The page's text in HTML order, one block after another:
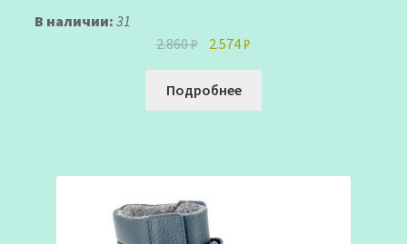
В наличии: 31
2.860₽ Первоначальная
цена
составляла
2.860 ₽.
2.574₽
цена:
Подробнее